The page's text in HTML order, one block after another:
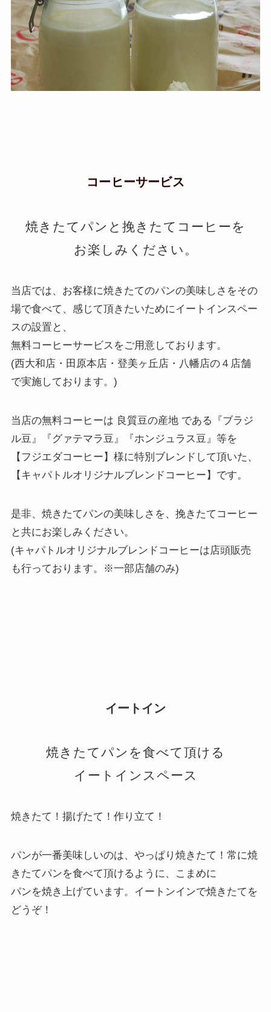
コーヒーサービス
焼きたてパンと挽きたてコーヒーを
お楽しみください。
当店では、お客様に焼きたてのパンの美味しさをその
場で食べて、感じて頂きたいためにイートインスペー
スの設置と、
無料コーヒーサービスをご用意しております。
(西大和店・田原本店・登美ヶ丘店・八幡店の４店舗
で実施しております。)
当店の無料コーヒーは 良質豆の産地 である『ブラジ
ル豆』『グァテマラ豆』『ホンジュラス豆』等を
【フジエダコーヒー】様に特別ブレンドして頂いた、
【キャパトルオリジナルブレンドコーヒー】です。
是非、焼きたてパンの美味しさを、挽きたてコーヒー
と共にお楽しみください。
(キャパトルオリジナルブレンドコーヒーは店頭販売
も行っております。※一部店舗のみ)
イートイン
焼きたてパンを食べて頂ける
イートインスペース
焼きたて！揚げたて！作り立て！
パンが一番美味しいのは、やっぱり焼きたて！常に焼
きたてパンを食べて頂けるように、こまめに
パンを焼き上げています。イートンインで焼きたてを
どうぞ！